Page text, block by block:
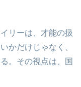
リーは、才能の扱
かだけじゃなく、
。その視点は、国